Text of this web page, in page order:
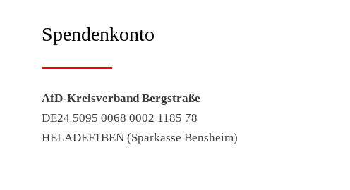
Spendenkonto
AfD-Kreisverband Bergstraße
DE24 5095 0068 0002 1185 78
HELADEF1BEN (Sparkasse Bensheim)